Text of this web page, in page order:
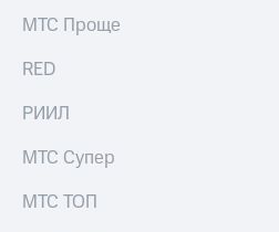
МТС Проще
RED
РИИЛ
МТС Супер
МТС ТОП